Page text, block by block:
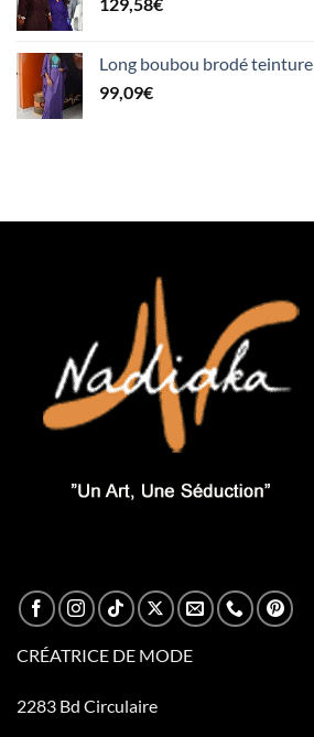
Long boubou brodé
99,09€
CRÉATRICE DE MODE
2283 Bd Circulaire